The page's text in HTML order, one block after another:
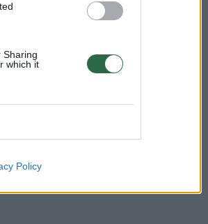
Sharing
which it
Policy